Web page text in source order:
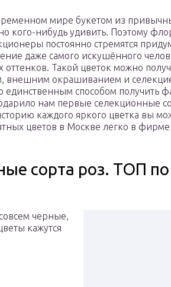
мире букетом из
кого-нибудь удивить. Поэтому
постоянно стремятся
даже самого искушённого
Такой цветок можно
внешним окрашиванием и
способом получить
нам первые селекционные
каждого яркого цветка вы
цветов в Москве легко в
сорта роз. ТОП по
черные,
кажутся